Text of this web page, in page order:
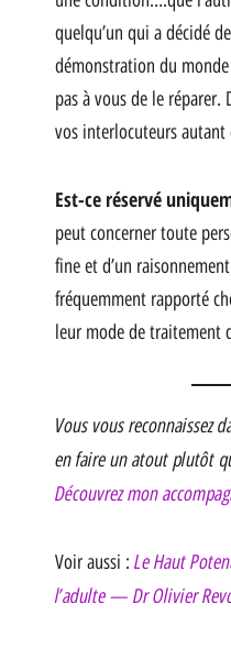
quelqu’un qui a décidé
démonstration du monde
pas à vous de le réparer.
vos interlocuteurs autant
Est-ce réservé
peut concerner toute
fine et d’un
fréquemment rapporté
leur mode de traitement
Vous vous reconnaissez
en faire un atout plutôt
Découvrez mon
Voir aussi : Le Haut
l’adulte — Dr Olivier